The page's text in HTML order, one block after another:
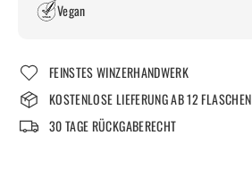
Vegan
FEINSTES WINZERHANDWERK
KOSTENLOSE LIEFERUNG AB 12 FLASCHEN
30 TAGE RÜCKGABERECHT